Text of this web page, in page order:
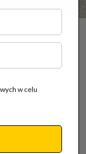
do wiedzy,
firm z rynku
w celu